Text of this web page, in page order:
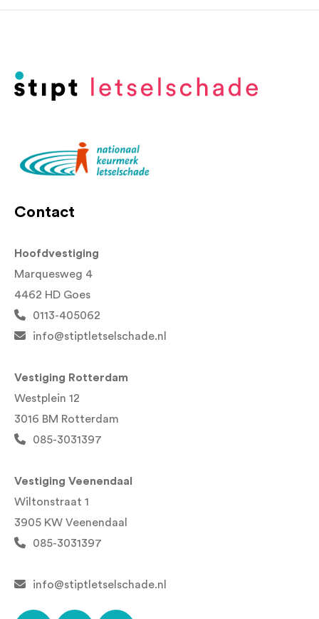
Contact
Hoofdvestiging
Marquesweg 4
4462 HD Goes
0113-405062
info@stiptletselschade.nl
Vestiging Rotterdam
Westplein 12
3016 BM Rotterdam
085-3031397
Vestiging Veenendaal
Wiltonstraat 1
3905 KW Veenendaal
085-3031397
info@stiptletselschade.nl